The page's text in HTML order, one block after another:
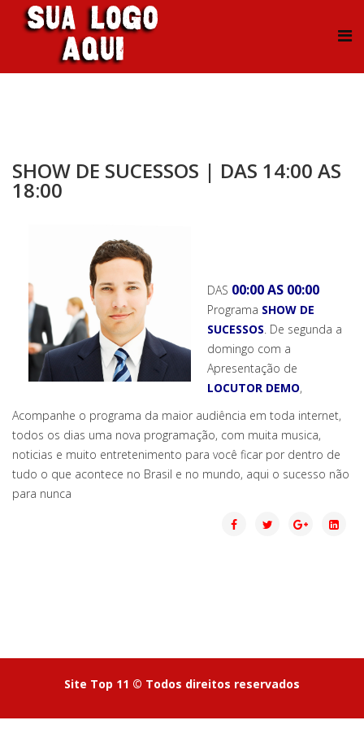
SHOW DE SUCESSOS | DAS 14:00 AS
18:00
DAS 00:00 AS 00:00
Programa SHOW DE
SUCESSOS. De segunda a
domingo com a
Apresentação de
LOCUTOR DEMO,
Acompanhe o programa da maior audiência em toda internet,
todos os dias uma nova programação, com muita musica,
noticias e muito entretenimento para você ficar por dentro de
tudo o que acontece no Brasil e no mundo, aqui o sucesso não
para nunca
Site Top 11 © Todos direitos reservados